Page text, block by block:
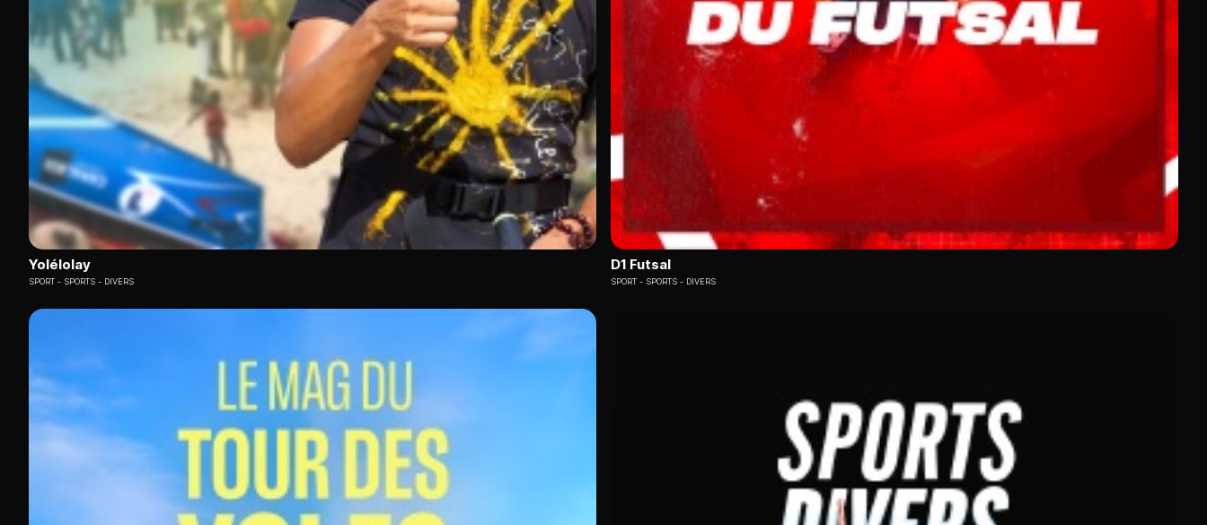
Yolélolay
SPORT SPORTS - DIVERS
D1 Futsal
SPORT SPORTS - DIVERS